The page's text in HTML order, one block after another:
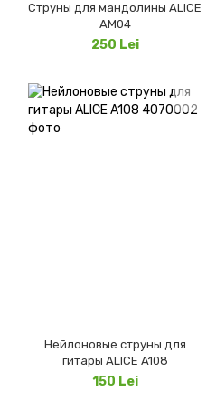
Струны для мандолины ALICE
AM04
250 Lei
Нейлоновые струны для
гитары ALICE A108
150 Lei